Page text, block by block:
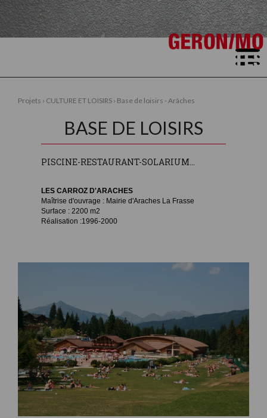
Projets › CULTURE ET LOISIRS › Base de loisirs - Arâches
BASE DE LOISIRS
PISCINE-RESTAURANT-SOLARIUM...
LES CARROZ D'ARACHES
Maîtrise d'ouvrage : Mairie d'Araches La Frasse
Surface : 2200 m2
Réalisation :1996-2000